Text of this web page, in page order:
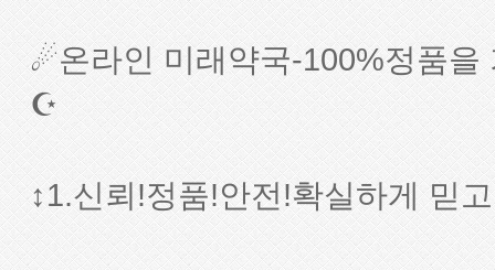
☄온라인 미래약국-100%정품을
☪
↕1.신뢰!정품!안전!확실하게 믿